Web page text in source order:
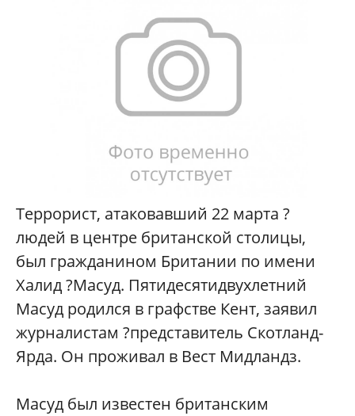
Террорист, атаковавший 22 марта ?
людей в центре британской столицы,
был гражданином Британии по имени
Халид ?Масуд. Пятидесятидвухлетний
Масуд родился в графстве Кент, заявил
журналистам ?представитель Скотланд-
Ярда. Он проживал в Вест Мидландз.
Масуд был известен британским